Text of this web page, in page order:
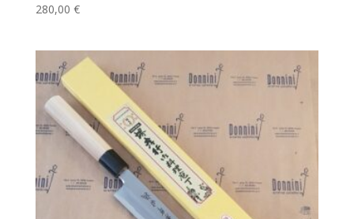
280,00 €